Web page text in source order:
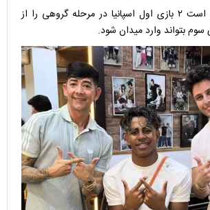
ستاره بارسلونا ممکن است ۲ بازی اول اسپانیا در مرحله گروهی را از
بتواند وارد میدان شود.